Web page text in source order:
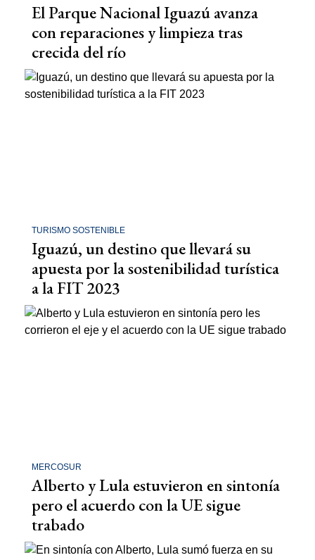
El Parque Nacional Iguazú avanza
con reparaciones y limpieza tras
crecida del río
TURISMO SOSTENIBLE
Iguazú, un destino que llevará su
apuesta por la sostenibilidad turística
a la FIT 2023
MERCOSUR
Alberto y Lula estuvieron en sintonía
pero el acuerdo con la UE sigue
trabado